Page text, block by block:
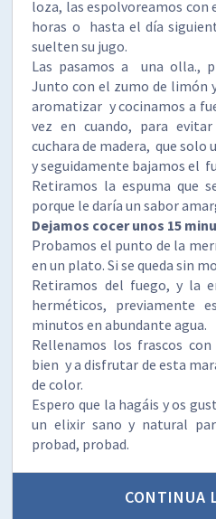
loza, las espolvoreamos con
horas o hasta el día
suelten su jugo.
Las pasamos a una olla.,
Junto con el zumo de limón
aromatizar y cocinamos a
vez en cuando, para
cuchara de madera, que
y seguidamente bajamos el
Retiramos la espuma que
porque le daría un sabor
Dejamos cocer unos 15
Probamos el punto de la
en un plato. Si se queda sin
Retiramos del fuego, y la
herméticos, previamente
minutos en abundante agua.
Rellenamos los frascos
bien y a disfrutar de esta
de color.
Espero que la hagáis y os
un elixir sano y natural
probad, probad.
CONTINUA